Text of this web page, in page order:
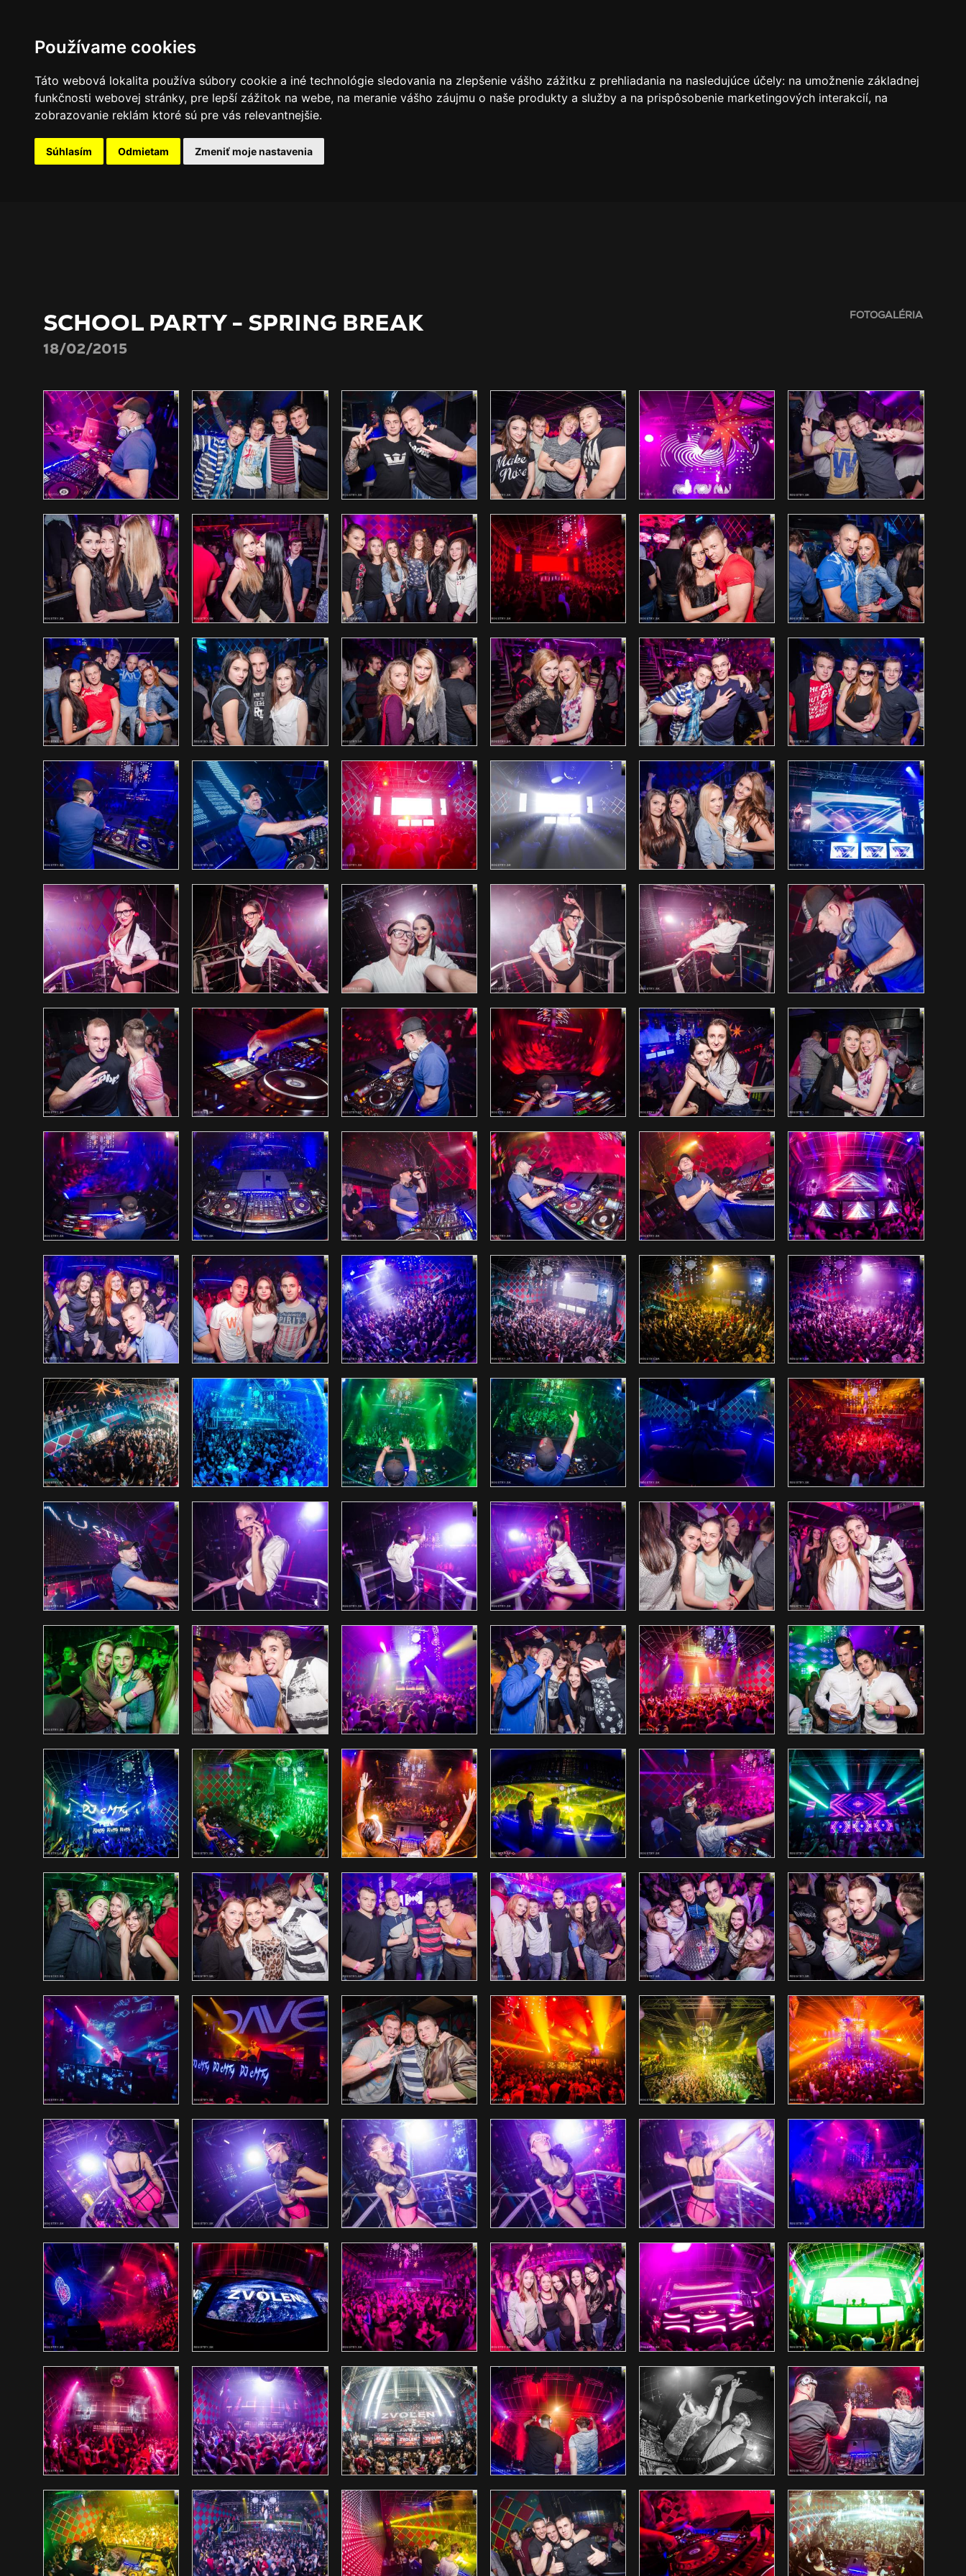
Používame cookies
Táto webová lokalita používa súbory cookie a iné technológie sledovania na zlepšenie vášho zážitku z prehliadania na nasledujúce účely: na umožnenie základnej
funkčnosti webovej stránky, pre lepší zážitok na webe, na meranie vášho záujmu o naše produkty a služby a na prispôsobenie marketingových interakcií, na
zobrazovanie reklám ktoré sú pre vás relevantnejšie.
Súhlasím Odmietam Zmeniť moje nastavenia
SCHOOL PARTY - SPRING BREAK
18/02/2015
FOTOGALÉRIA